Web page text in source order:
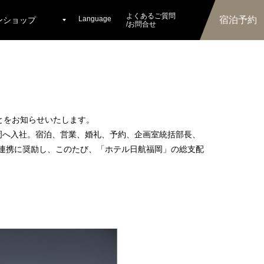
ショップ Language
よくあるご質問
/お問合せ
宿泊予約
お知らせいたします。
へ入社。宿泊、営業、婚礼、予約、企画室統括部長、
に奨励し、このたび、
「ホテル日航福岡」の総支配